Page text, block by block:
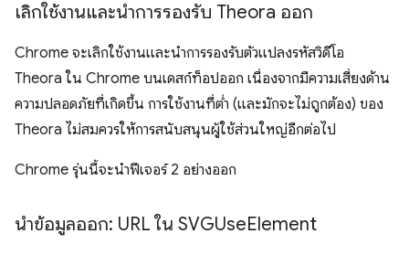
เลิกใช้งานและนำการรองรับ Theora ออก
Chrome จะเลิกใช้งานและนำการรองรับตัวแปลงรหัสวิดีโอ
Theora ใน Chrome บนเดสก์ท็อปออก เนื่องจากมีความเสี่ยงด้าน
ความปลอดภัยที่เกิดขึ้น การใช้งานที่ต่ำ (และมักจะไม่ถูกต้อง) ของ
Theora ไม่สมควรให้การสนับสนุนผู้ใช้ส่วนใหญ่อีกต่อไป
Chrome รุ่นนี้จะนำฟีเจอร์ 2 อย่างออก
นำข้อมูลออก: URL ใน SVGUseElement